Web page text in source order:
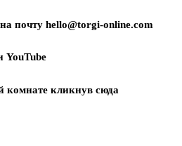
почту hello@torgi-online.com
YouTube
комнате кликнув сюда